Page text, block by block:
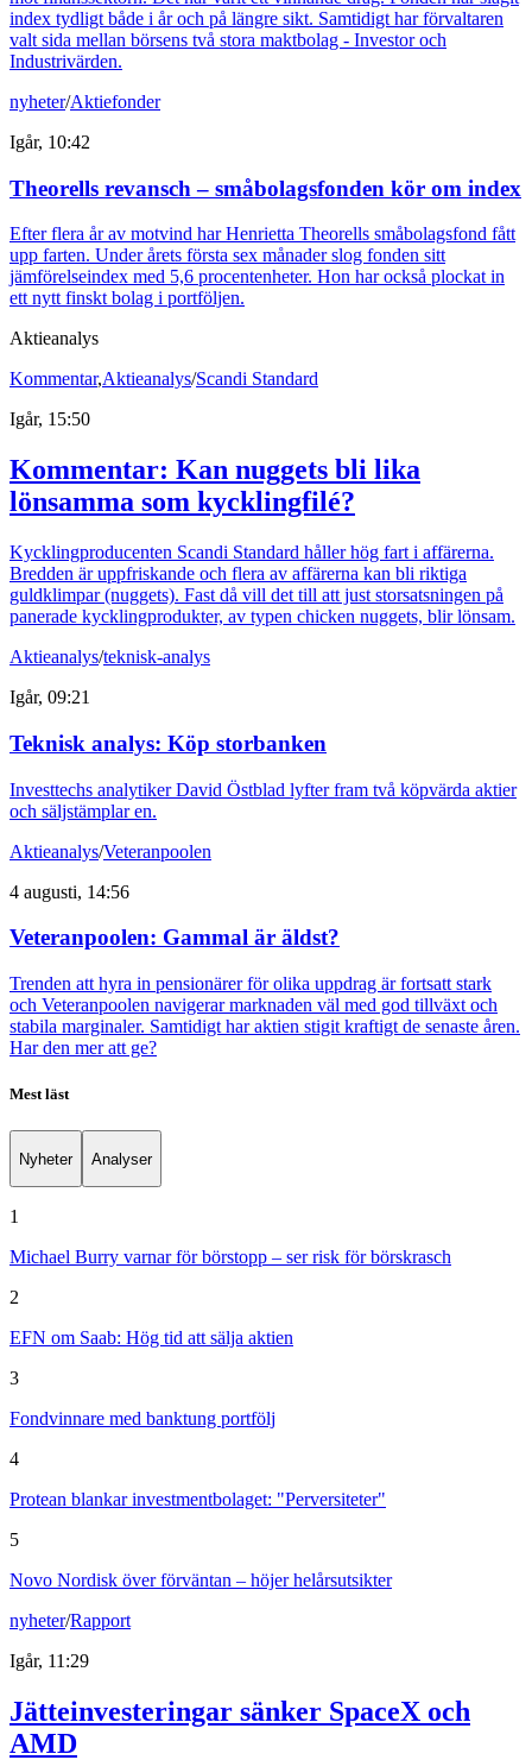
index tydligt både i år och på längre sikt. Samtidigt har förvaltaren
valt sida mellan börsens två stora maktbolag - Investor och
Industrivärden.
nyheter/Aktiefonder
Igår, 10:42
Theorells revansch – småbolagsfonden kör om index
Efter flera år av motvind har Henrietta Theorells småbolagsfond fått
upp farten. Under årets första sex månader slog fonden sitt
jämförelseindex med 5,6 procentenheter. Hon har också plockat in
ett nytt finskt bolag i portföljen.
Aktieanalys
Kommentar,Aktieanalys/Scandi Standard
Igår, 15:50
Kommentar: Kan nuggets bli lika
lönsamma som kycklingfilé?
Kycklingproducenten Scandi Standard håller hög fart i affärerna.
Bredden är uppfriskande och flera av affärerna kan bli riktiga
guldklimpar (nuggets). Fast då vill det till att just storsatsningen på
panerade kycklingprodukter, av typen chicken nuggets, blir lönsam.
Aktieanalys/teknisk-analys
Igår, 09:21
Teknisk analys: Köp storbanken
Investtechs analytiker David Östblad lyfter fram två köpvärda aktier
och säljstämplar en.
Aktieanalys/Veteranpoolen
4 augusti, 14:56
Veteranpoolen: Gammal är äldst?
Trenden att hyra in pensionärer för olika uppdrag är fortsatt stark
och Veteranpoolen navigerar marknaden väl med god tillväxt och
stabila marginaler. Samtidigt har aktien stigit kraftigt de senaste åren.
Har den mer att ge?
Mest läst
Nyheter Analyser
1
Michael Burry varnar för börstopp – ser risk för börskrasch
2
EFN om Saab: Hög tid att sälja aktien
3
Fondvinnare med banktung portfölj
4
Protean blankar investmentbolaget: "Perversiteter"
5
Novo Nordisk över förväntan – höjer helårsutsikter
nyheter/Rapport
Igår, 11:29
Jätteinvesteringar sänker SpaceX och
AMD